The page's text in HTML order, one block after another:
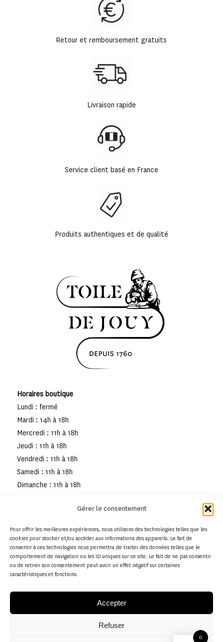
Gérer le consentement
Pour offrir les meilleures expériences, nous utilisons des technologies telles que les
cookies pour stocker et/ou accéder aux informations des appareils. Le fait de
consentir à ces technologies nous permettra de traiter des données telles que le
comportement de navigation ou les ID uniques sur ce site. Le fait de ne pas consentir
ou de retirer son consentement peut avoir un effet négatif sur certaines
caractéristiques et fonctions.
Accepter
Refuser
Retour et remboursement gratuits
Livraison rapide
Service client basé en France
Produits authentiques et de qualité
Horaires boutique
Lundi : fermé
Mardi : 14h à 18h
Mercredi : 11h à 18h
Jeudi : 11h à 18h
Vendredi : 11h à 18h
Samedi : 11h à 18h
Dimanche : 11h à 18h
0